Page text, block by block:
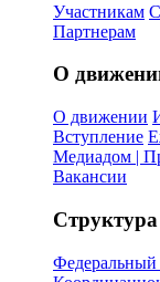
Участникам
Партнерам
О
О движении
Вступление
Медиадом |
Вакансии
Структура